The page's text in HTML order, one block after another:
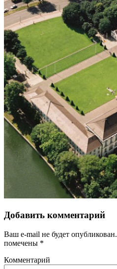
Добавить комментарий
Ваш e-mail не будет опубликован.
помечены *
Комментарий